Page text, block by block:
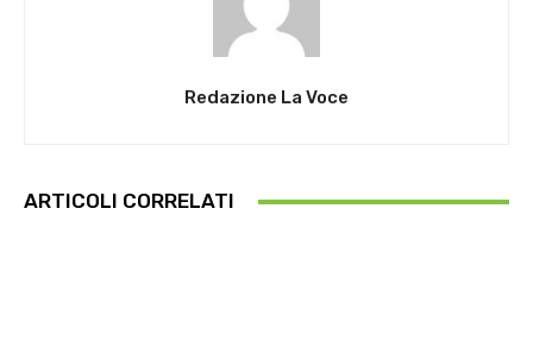
Redazione La Voce
ARTICOLI CORRELATI